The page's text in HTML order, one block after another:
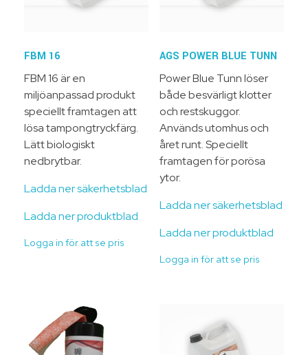
FBM 16
FBM 16 är en
miljöanpassad produkt
speciellt framtagen att
lösa tampongtryckfärg.
Lätt biologiskt
nedbrytbar.
Ladda ner säkerhetsblad
Ladda ner produktblad
Logga in för att se pris
AGS POWER BLUE TUNN
Power Blue Tunn löser
både besvärligt klotter
och restskuggor.
Används utomhus och
året runt. Speciellt
framtagen för porösa
ytor.
Ladda ner säkerhetsblad
Ladda ner produktblad
Logga in för att se pris